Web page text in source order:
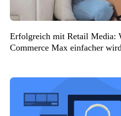
Erfolgreich mit Retail Media:
Commerce Max einfacher wird